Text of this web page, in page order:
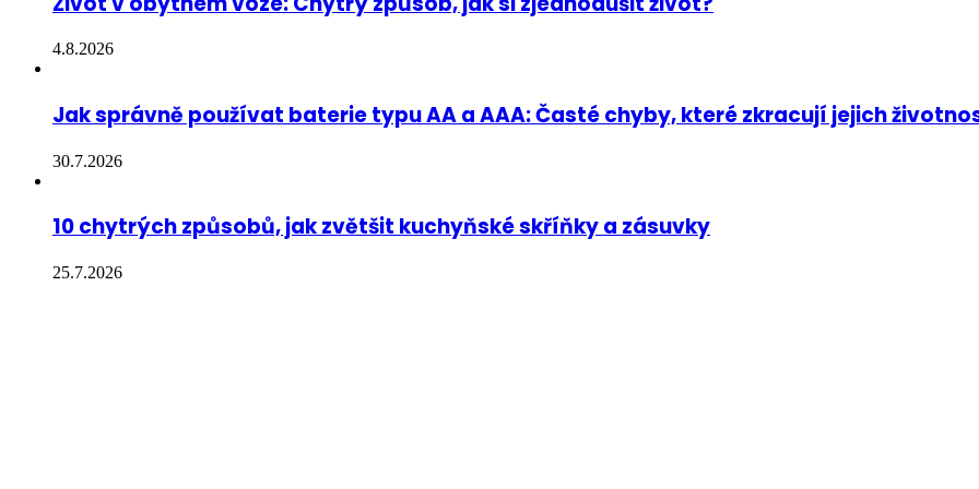
4.8.2026
Jak správně používat baterie typu AA a AAA: Časté chyby, které zkracují jejich
30.7.2026
10 chytrých způsobů, jak zvětšit kuchyňské skříňky a zásuvky
25.7.2026